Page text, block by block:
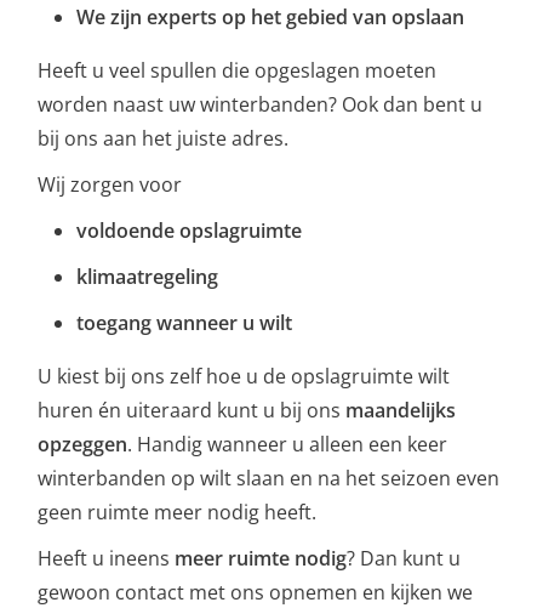
We zijn experts op het gebied van opslaan
Heeft u veel spullen die opgeslagen moeten
worden naast uw winterbanden? Ook dan bent u
bij ons aan het juiste adres.
Wij zorgen voor
voldoende opslagruimte
klimaatregeling
toegang wanneer u wilt
U kiest bij ons zelf hoe u de opslagruimte wilt
huren én uiteraard kunt u bij ons maandelijks
opzeggen. Handig wanneer u alleen een keer
winterbanden op wilt slaan en na het seizoen even
geen ruimte meer nodig heeft.
Heeft u ineens meer ruimte nodig? Dan kunt u
gewoon contact met ons opnemen en kijken we